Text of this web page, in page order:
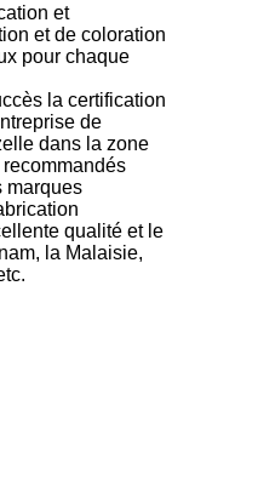
et
et de coloration
pour chaque
la certification
de
dans la zone
marques
qualité et le
la Malaisie,